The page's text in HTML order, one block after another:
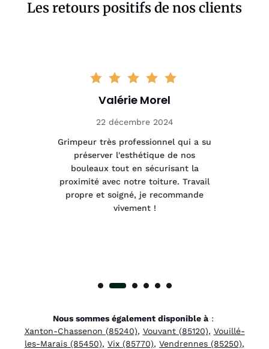
Les retours positifs de nos clients
Valérie Morel
22 décembre 2024
Grimpeur très professionnel qui a su
préserver l'esthétique de nos
bouleaux tout en sécurisant la
proximité avec notre toiture. Travail
propre et soigné, je recommande
vivement !
Nous sommes également disponible à:
Xanton-Chassenon (85240), Vouvant (85120), Vouillé-
les-Marais (85450), Vix (85770), Vendrennes (85250),